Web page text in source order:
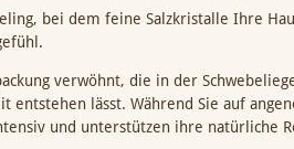
bei dem feine Salzkristalle Ihre
verwöhnt, die in der
entstehen lässt. Während Sie auf
und unterstützen ihre natürliche